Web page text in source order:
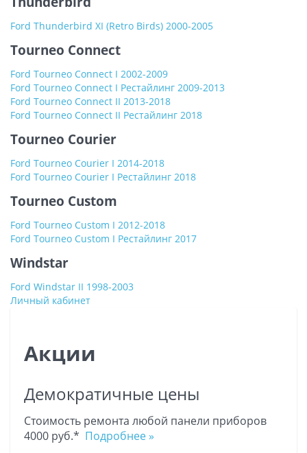
Ford Thunderbird XI (Retro Birds) 2000-2005
Tourneo Connect
Ford Tourneo Connect I 2002-2009
Ford Tourneo Connect I Рестайлинг 2009-2013
Ford Tourneo Connect II 2013-2018
Ford Tourneo Connect II Рестайлинг 2018
Tourneo Courier
Ford Tourneo Courier I 2014-2018
Ford Tourneo Courier I Рестайлинг 2018
Tourneo Custom
Ford Tourneo Custom I 2012-2018
Ford Tourneo Custom I Рестайлинг 2017
Windstar
Ford Windstar II 1998-2003
Личный кабинет
Акции
Демократичные цены
Стоимость ремонта любой панели приборов
4000 руб.* Подробнее »